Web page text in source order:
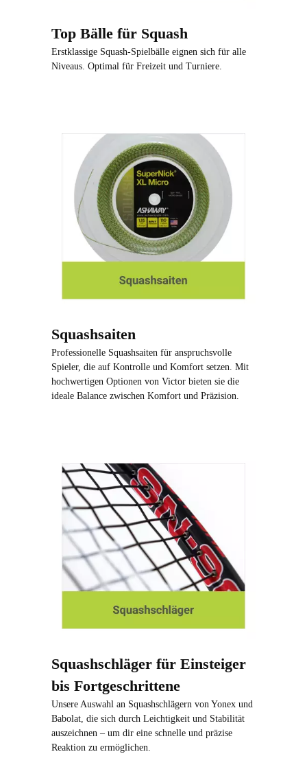
Top Bälle für Squash
Erstklassige Squash-Spielbälle eignen sich für alle
Niveaus. Optimal für Freizeit und Turniere.
Squashsaiten
Professionelle Squashsaiten für anspruchsvolle
Spieler, die auf Kontrolle und Komfort setzen. Mit
hochwertigen Optionen von Victor bieten sie die
ideale Balance zwischen Komfort und Präzision.
Squashschläger für Einsteiger
bis Fortgeschrittene
Unsere Auswahl an Squashschlägern von Yonex und
Babolat, die sich durch Leichtigkeit und Stabilität
auszeichnen – um dir eine schnelle und präzise
Reaktion zu ermöglichen.